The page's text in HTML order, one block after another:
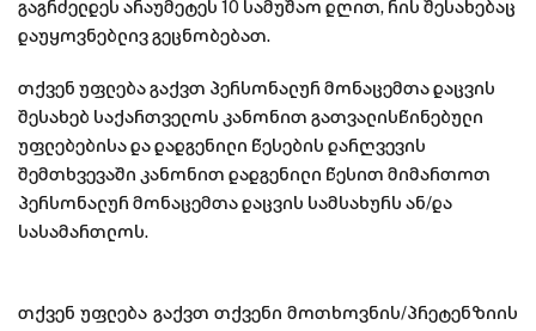
გაგრძელდეს არაუმეტეს 10 სამუშაო დღით, რის შესახებაც
დაუყოვნებლივ გეცნობებათ.
თქვენ უფლება გაქვთ პერსონალურ მონაცემთა დაცვის
შესახებ საქართველოს კანონით გათვალისწინებული
უფლებებისა და დადგენილი წესების დარღვევის
შემთხვევაში კანონით დადგენილი წესით მიმართოთ
პერსონალურ მონაცემთა დაცვის სამსახურს ან/და
სასამართლოს.
თქვენ უფლება გაქვთ თქვენი მოთხოვნის/პრეტენზიის